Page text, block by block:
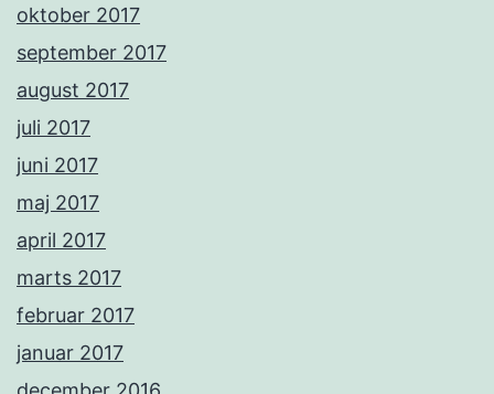
oktober 2017
september 2017
august 2017
juli 2017
juni 2017
maj 2017
april 2017
marts 2017
februar 2017
januar 2017